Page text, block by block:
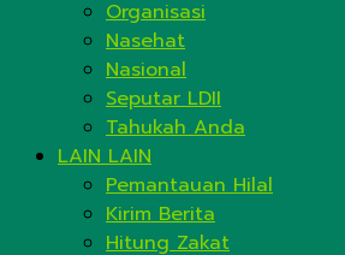
Organisasi
Nasehat
Nasional
Seputar LDII
Tahukah Anda
LAIN LAIN
Pemantauan Hilal
Kirim Berita
Hitung Zakat